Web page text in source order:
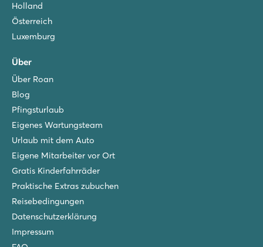
Holland
Österreich
Luxemburg
Über
Über Roan
Blog
Pfingsturlaub
Eigenes Wartungsteam
Urlaub mit dem Auto
Eigene Mitarbeiter vor Ort
Gratis Kinderfahrräder
Praktische Extras zubuchen
Reisebedingungen
Datenschutzerklärung
Impressum